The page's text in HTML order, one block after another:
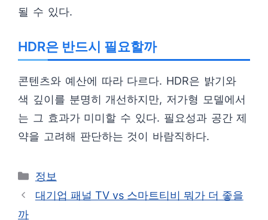
될 수 있다.
HDR은 반드시 필요할까
콘텐츠와 예산에 따라 다르다. HDR은 밝기와
색 깊이를 분명히 개선하지만, 저가형 모델에서
는 그 효과가 미미할 수 있다. 필요성과 공간 제
약을 고려해 판단하는 것이 바람직하다.
카
테
정보
대기업 패널 TV vs 스마트티비 뭐가 더 좋을
까